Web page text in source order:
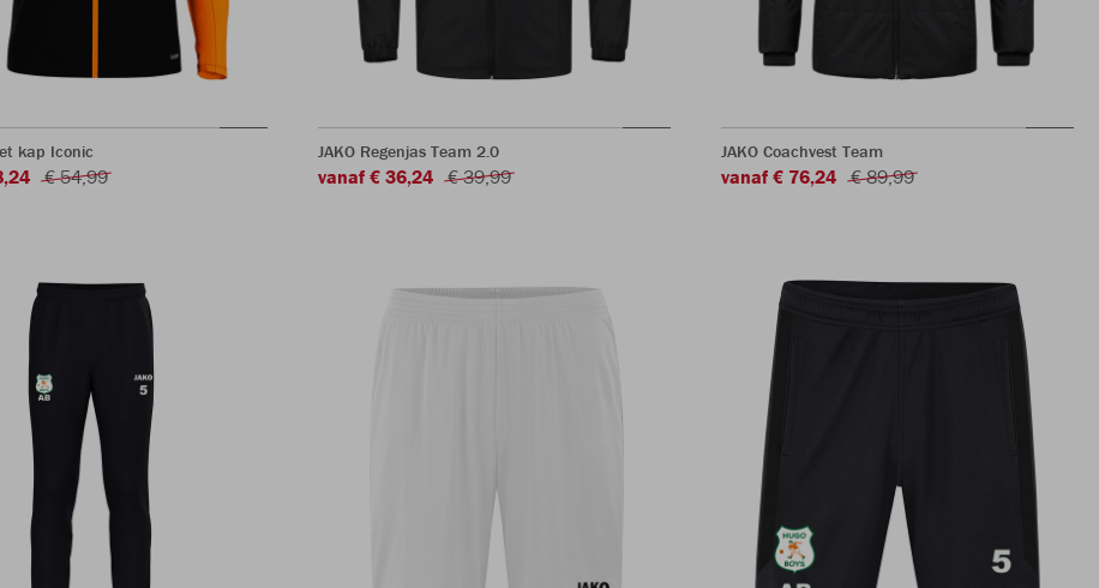
kap Iconic
€ 54,99
JAKO Regenjas Team 2.0
vanaf € 36,24 € 39,99
JAKO Coachvest Team
vanaf € 76,24 € 89,99